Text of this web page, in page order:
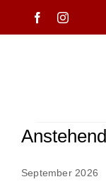
Anstehend
wählen.
September 2026